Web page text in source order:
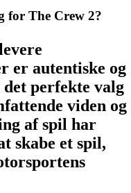
for The Crew 2?
er autentiske og
det perfekte valg
viden og
af spil har
skabe et spil,